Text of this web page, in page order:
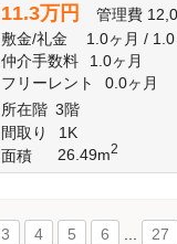
11.3万円 管理費
敷金/礼金 1.0ヶ月/ 1.0
仲介手数料
1.0ヶ月
フリーレント
0.0ヶ月
所在階 3階
間取り
1K
面積
26.49m2
3 4 5 6 27